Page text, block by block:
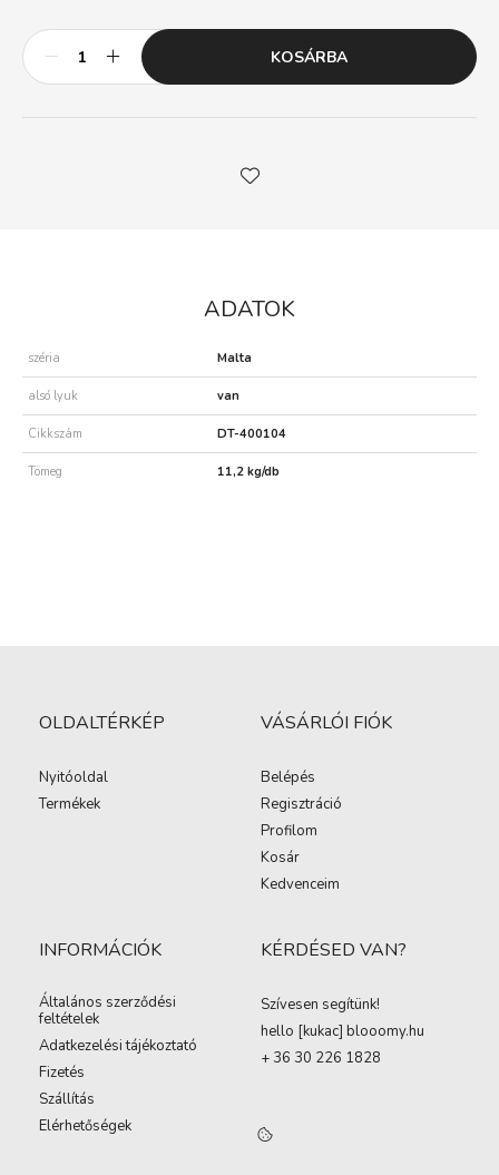
KOSÁRBA
ADATOK
széria Malta
alsó lyuk van
Cikkszám DT-400104
Tömeg 11,2 kg/db
OLDALTÉRKÉP
Nyitóoldal
Termékek
VÁSÁRLÓI FIÓK
Belépés
Regisztráció
Profilom
Kosár
Kedvenceim
INFORMÁCIÓK
Általános szerződési
feltételek
Adatkezelési tájékoztató
Fizetés
Szállítás
Elérhetőségek
KÉRDÉSED VAN?
Szívesen segítünk!
hello [kukac] blooomy.hu
+ 36 30 226 1828